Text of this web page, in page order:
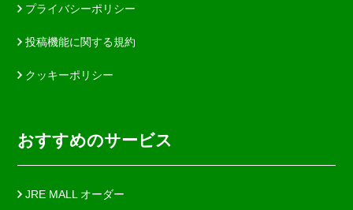
プライバシーポリシー
投稿機能に関する規約
クッキーポリシー
おすすめのサービス
JRE MALL オーダー